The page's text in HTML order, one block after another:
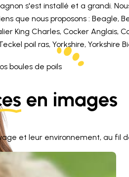
s'est installé et a grandi.
que nous proposons : Beagle,
King Charles, Cocker Anglais,
poil ras, Yorkshire, Yorkshire
boules de poils
en images
et leur environnement, au fil